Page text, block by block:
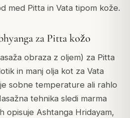
med Pitta in Vata tipom kože.
za Pitta kožo
obraza z oljem) za Pitta
in manj olja kot za Vata
sobne temperature ali rahlo
tehnika sledi marma
opisuje Ashtanga Hridayam,